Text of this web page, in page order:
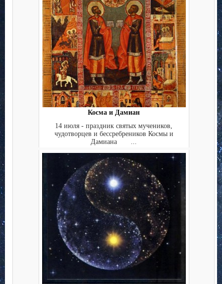
Косма и Дамиан
14 июля - праздник святых мучеников,
чудотворцев и бессребреников Космы и
Дамиана ...